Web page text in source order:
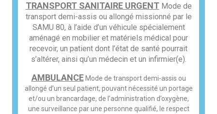
TRANSPORT SANITAIRE URGENTMode de
transport demi-assis ou allongé missionné par le
SAMU 80, à l’aide d’un véhicule spécialement
aménagé en mobilier et matériels médical pour
recevoir, un patient dont l’état de santé pourrait
s’altérer, ainsi qu’un médecin et un infirmier(e).
AMBULANCEMode de transport demi-assis ou
allongé d’un seul patient, pouvant nécessité un portage
et/ou un brancardage, de l’administration d’oxygène,
une surveillance par une personne qualifié, le respect